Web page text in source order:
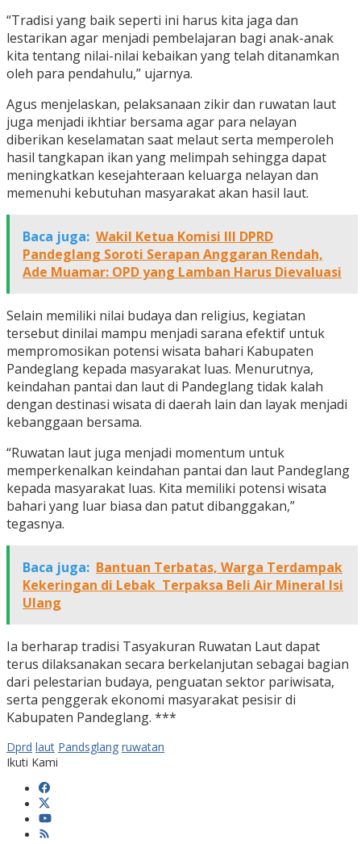
“Tradisi yang baik seperti ini harus kita jaga dan
lestarikan agar menjadi pembelajaran bagi anak-anak
kita tentang nilai-nilai kebaikan yang telah ditanamkan
oleh para pendahulu,” ujarnya.
Agus menjelaskan, pelaksanaan zikir dan ruwatan laut
juga menjadi ikhtiar bersama agar para nelayan
diberikan keselamatan saat melaut serta memperoleh
hasil tangkapan ikan yang melimpah sehingga dapat
meningkatkan kesejahteraan keluarga nelayan dan
memenuhi kebutuhan masyarakat akan hasil laut.
Baca juga: Wakil Ketua Komisi III DPRD
Pandeglang Soroti Serapan Anggaran Rendah,
Ade Muamar: OPD yang Lamban Harus Dievaluasi
Selain memiliki nilai budaya dan religius, kegiatan
tersebut dinilai mampu menjadi sarana efektif untuk
mempromosikan potensi wisata bahari Kabupaten
Pandeglang kepada masyarakat luas. Menurutnya,
keindahan pantai dan laut di Pandeglang tidak kalah
dengan destinasi wisata di daerah lain dan layak menjadi
kebanggaan bersama.
“Ruwatan laut juga menjadi momentum untuk
memperkenalkan keindahan pantai dan laut Pandeglang
kepada masyarakat luas. Kita memiliki potensi wisata
bahari yang luar biasa dan patut dibanggakan,”
tegasnya.
Baca juga: Bantuan Terbatas, Warga Terdampak
Kekeringan di Lebak Terpaksa Beli Air Mineral Isi
Ulang
Ia berharap tradisi Tasyakuran Ruwatan Laut dapat
terus dilaksanakan secara berkelanjutan sebagai bagian
dari pelestarian budaya, penguatan sektor pariwisata,
serta penggerak ekonomi masyarakat pesisir di
Kabupaten Pandeglang. ***
Dprd laut Pandsglang ruwatan
Ikuti Kami